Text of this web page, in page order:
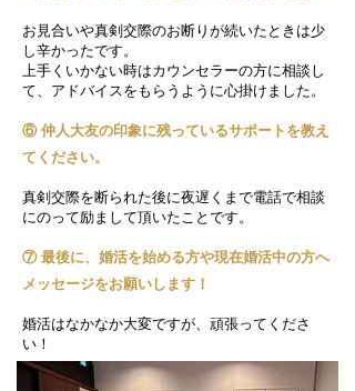
お見合いや真剣交際のお断りが続いたときは少
し辛かったです。
上手くいかない時はカウンセラーの方に相談し
て、アドバイスをもらうように心掛けました。
⑥ 仲人大友の印象に残っているサポートを教え
てください。
真剣交際を断られた後に夜遅くまで電話で相談
にのって励まして頂いたことです。
⑦ 最後に、婚活を始める方や現在婚活中の方へ
メッセージをお願いします！
婚活はなかなか大変ですが、頑張ってくださ
い！​